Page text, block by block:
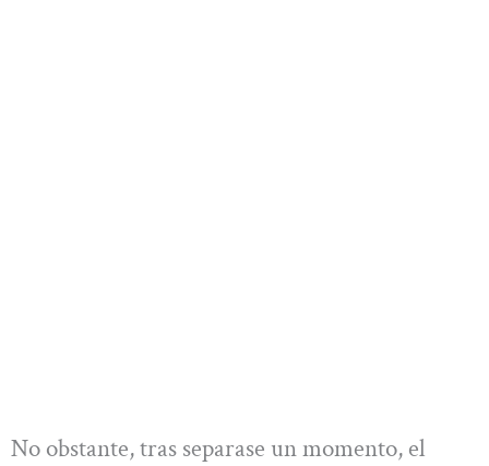
No obstante, tras separase un momento, el